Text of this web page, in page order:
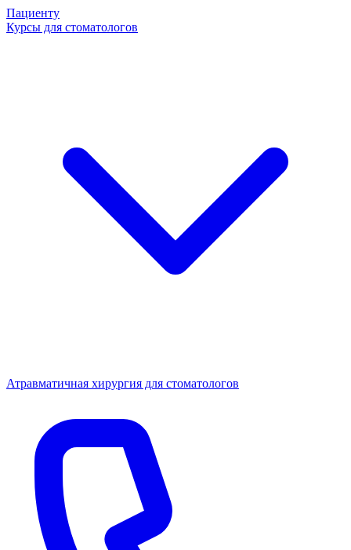
Пациенту
Курсы для стоматологов
Атравматичная хирургия для стоматологов